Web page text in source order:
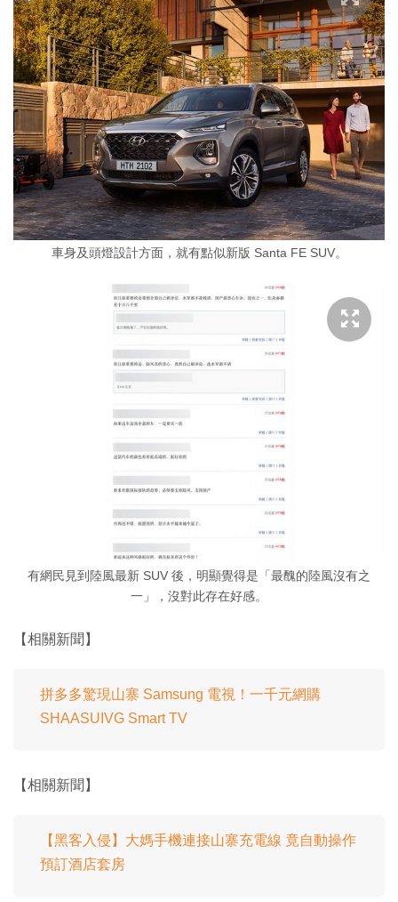
車身及頭燈設計方面，就有點似新版 Santa FE SUV。
有網民見到陸風最新 SUV 後，明顯覺得是「最醜的陸風沒有之
一」，沒對此存在好感。
【相關新聞】
拼多多驚現山寨 Samsung 電視！一千元網購
SHAASUIVG Smart TV
【相關新聞】
【黑客入侵】大媽手機連接山寨充電線 竟自動操作
預訂酒店套房